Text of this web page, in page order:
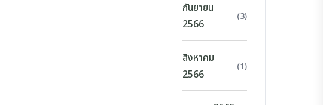
กันยายน
2566
(3)
สิงหาคม
2566
(1)